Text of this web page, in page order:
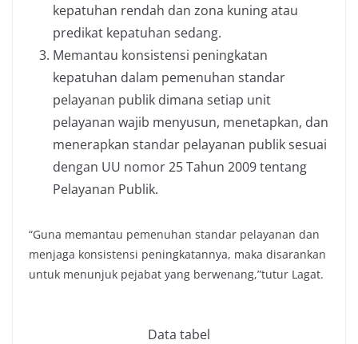
kepatuhan rendah dan zona kuning atau
predikat kepatuhan sedang.
Memantau konsistensi peningkatan
kepatuhan dalam pemenuhan standar
pelayanan publik dimana setiap unit
pelayanan wajib menyusun, menetapkan, dan
menerapkan standar pelayanan publik sesuai
dengan UU nomor 25 Tahun 2009 tentang
Pelayanan Publik.
“Guna memantau pemenuhan standar pelayanan dan
menjaga konsistensi peningkatannya, maka disarankan
untuk menunjuk pejabat yang berwenang,”tutur Lagat.
Data tabel